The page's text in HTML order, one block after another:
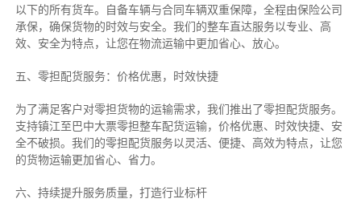
以下的所有货车。自备车辆与合同车辆双重保障，全程由保险公司
承保，确保货物的时效与安全。我们的整车直达服务以专业、高
效、安全为特点，让您在物流运输中更加省心、放心。
五、零担配货服务：价格优惠，时效快捷
为了满足客户对零担货物的运输需求，我们推出了零担配货服务。
支持镇江至巴中大票零担整车配货运输，价格优惠、时效快捷、安
全不破损。我们的零担配货服务以灵活、便捷、高效为特点，让您
的货物运输更加省心、省力。
六、持续提升服务质量，打造行业标杆